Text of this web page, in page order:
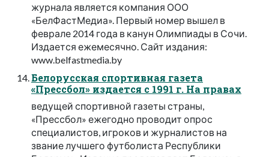
журнала является компания ООО
«БелФастМедиа». Первый номер вышел в
феврале 2014 года в канун Олимпиады в Сочи.
Издается ежемесячно. Сайт издания:
www.belfastmedia.by
Белорусская спортивная газета
«Прессбол» издается с 1991 г. На правах
ведущей спортивной газеты страны,
«Прессбол» ежегодно проводит опрос
специалистов, игроков и журналистов на
звание лучшего футболиста Республики